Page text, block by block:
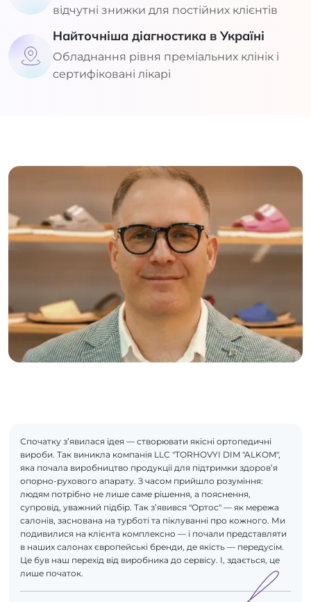
відчутні знижки для постійних клієнтів
Найточніша діагностика в Україні
Обладнання рівня преміальних клінік і
сертифіковані лікарі
Спочатку з’явилася ідея — створювати якісні ортопедичні
вироби. Так виникла компанія LLC "TORHOVYI DIM "ALKOM",
яка почала виробництво продукції для підтримки здоров’я
опорно-рухового апарату. З часом прийшло розуміння:
людям потрібно не лише саме рішення, а пояснення,
супровід, уважний підбір. Так з’явився "Ортос" — як мережа
салонів, заснована на турботі та піклуванні про кожного. Ми
подивилися на клієнта комплексно — і почали представляти
в наших салонах європейські бренди, де якість — передусім.
Це був наш перехід від виробника до сервісу. І, здається, це
лише початок.